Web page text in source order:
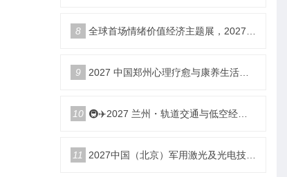
8 全球首场情绪价值经济主题展，2027郑州国际情绪价值经济博览会
9 2027 中国郑州心理疗愈与康养生活产业博览会
10 🚇✈️2027 兰州・轨道交通与低空经济展览会即将启幕！
11 2027中国（北京）军用激光及光电技术展览会